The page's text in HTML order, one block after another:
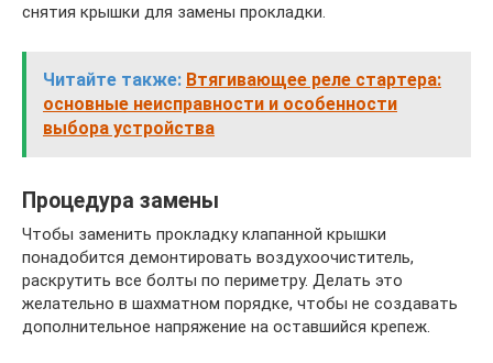
снятия крышки для замены прокладки.
Читайте также: Втягивающее реле стартера:
основные неисправности и особенности
выбора устройства
Процедура замены
Чтобы заменить прокладку клапанной крышки
понадобится демонтировать воздухоочиститель,
раскрутить все болты по периметру. Делать это
желательно в шахматном порядке, чтобы не создавать
дополнительное напряжение на оставшийся крепеж.